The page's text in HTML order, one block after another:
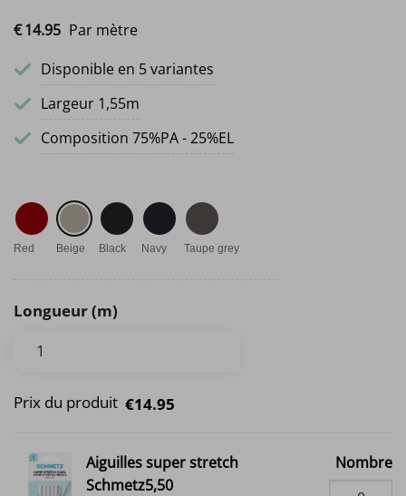
€14.95 Par mètre
Disponible en 5 variantes
Largeur 1,55m
Composition 75%PA - 25%EL
Red Beige Black Navy Taupe grey
Longueur (m)
Prix du produit €14.95
Aiguilles super stretch
Schmetz5,50
Nombre